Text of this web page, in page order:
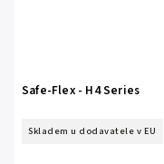
Safe-Flex - H4 Series
Skladem u dodavatele v EU